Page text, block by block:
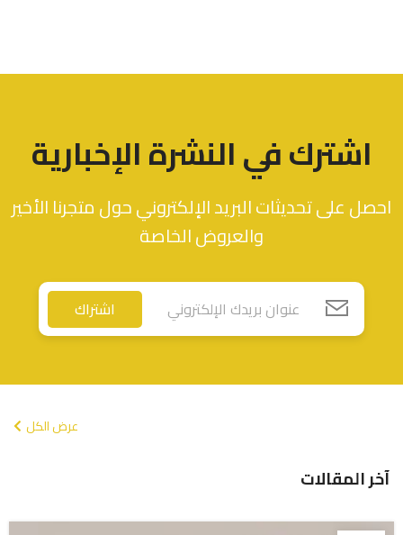
اشترك في النشرة الإخبارية
احصل على تحديثات البريد الإلكتروني حول متجرنا الأخير
والعروض الخاصة
اشتراك
عرض الكل
آخر المقالات